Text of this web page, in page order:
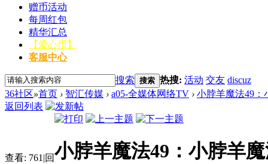
赠币活动
每周红包
精华汇总
【爱心币】
客服中心
搜索 搜索 热搜: 活动 交友 discuz
36社区»首页 › 智汇传媒 › a05-全媒体网络TV › 小脖羊魔法49：
返回列表
查看: 761 |回小脖羊魔法49：小脖羊